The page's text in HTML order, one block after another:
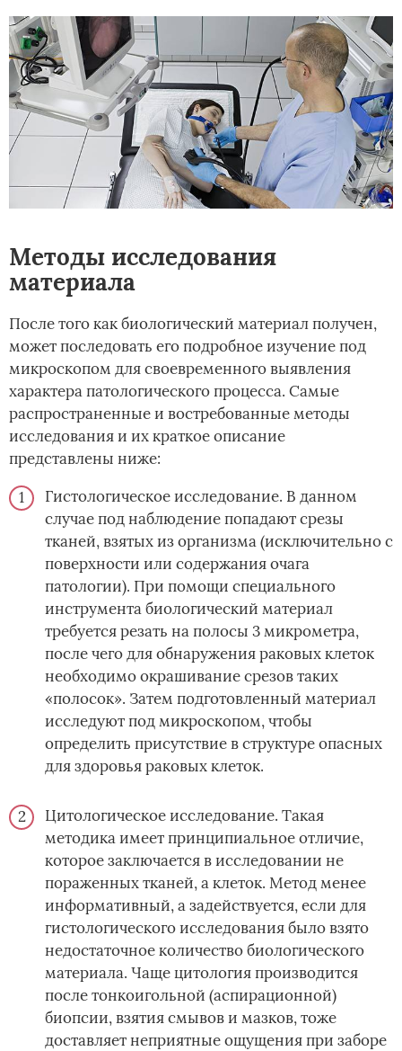
Методы исследования
материала
После того как биологический материал получен,
может последовать его подробное изучение под
микроскопом для своевременного выявления
характера патологического процесса. Самые
распространенные и востребованные методы
исследования и их краткое описание
представлены ниже:
Гистологическое исследование. В данном
случае под наблюдение попадают срезы
тканей, взятых из организма (исключительно с
поверхности или содержания очага
патологии). При помощи специального
инструмента биологический материал
требуется резать на полосы 3 микрометра,
после чего для обнаружения раковых клеток
необходимо окрашивание срезов таких
«полосок». Затем подготовленный материал
исследуют под микроскопом, чтобы
определить присутствие в структуре опасных
для здоровья раковых клеток.
Цитологическое исследование. Такая
методика имеет принципиальное отличие,
которое заключается в исследовании не
пораженных тканей, а клеток. Метод менее
информативный, а задействуется, если для
гистологического исследования было взято
недостаточное количество биологического
материала. Чаще цитология производится
после тонкоигольной (аспирационной)
биопсии, взятия смывов и мазков, тоже
доставляет неприятные ощущения при заборе